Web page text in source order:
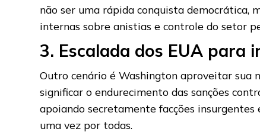
não ser uma rápida conquista democrática,
internas sobre anistias e controle do setor
3. Escalada dos EUA para
Outro cenário é Washington aproveitar sua
significar o endurecimento das sanções
apoiando secretamente facções
uma vez por todas.